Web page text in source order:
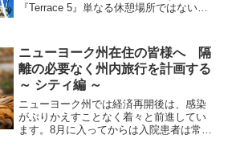
『Terrace 5』単なる休憩場所ではない、
一面大きなガラスで白を基調とした店内
は開放的！屋...
ニューヨーク州在住の皆様へ 隔
離の必要なく州内旅行を計画する
～ シティ編 ～
ニューヨーク州では経済再開後は、感染
がぶりかえすことなく着々と前進してい
ます。8月に入ってからは入院患者は常時